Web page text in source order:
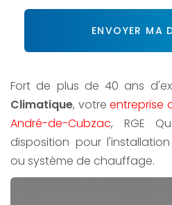
Acceptation
*
ENVOYER MA
Fort de plus de 40 ans
Climatique, votre entreprise
André-de-Cubzac, RGE
disposition pour
ou système de chauffage.